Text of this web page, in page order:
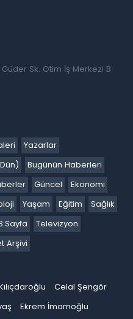
Sk. Otim İş Merkezi B
Yazarlar
Bugünün Haberleri
Güncel
Ekonomi
Yaşam Eğitim
Sağlık
Televizyon
Arşivi
Celal Şengör
Ekrem İmamoğlu